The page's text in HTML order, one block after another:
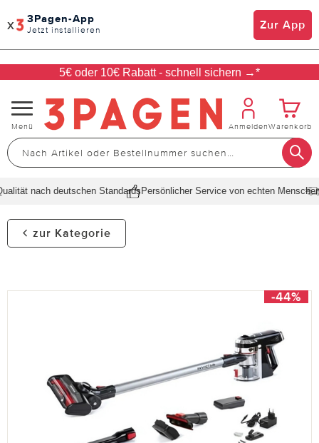
x 3Pagen-App
Jetzt installieren Zur App
5€ oder 10€ Rabatt - schnell sichern →*
Navigation
umschalten
Menü AnmeldenWarenkorb
nach deutschen StandardsPersönlicher Service von echten Menschen
zur Kategorie
-44%